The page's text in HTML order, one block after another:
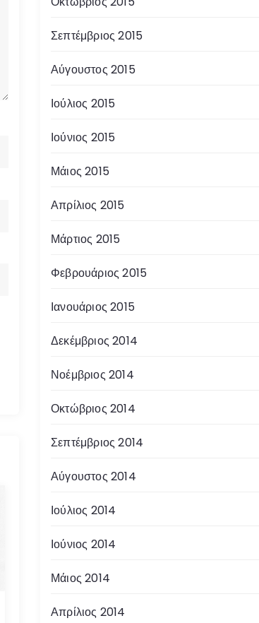
Σεπτέμβριος 2015
Αύγουστος 2015
Ιούλιος 2015
Ιούνιος 2015
Μάιος 2015
Απρίλιος 2015
Μάρτιος 2015
Φεβρουάριος 2015
Ιανουάριος 2015
Δεκέμβριος 2014
Νοέμβριος 2014
Οκτώβριος 2014
Σεπτέμβριος 2014
Αύγουστος 2014
Ιούλιος 2014
Ιούνιος 2014
Μάιος 2014
Απρίλιος 2014